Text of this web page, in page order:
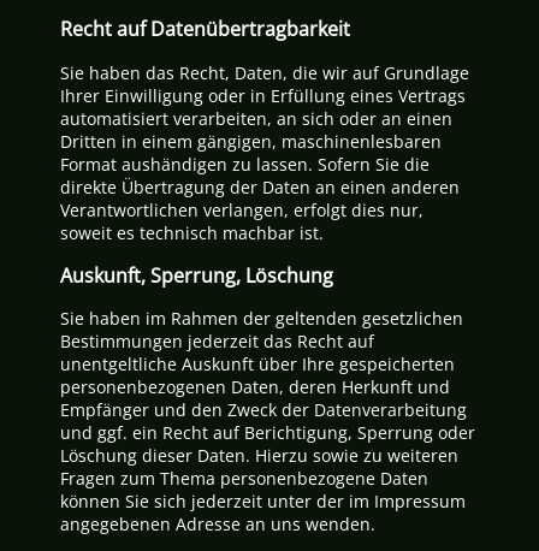
Recht auf Datenübertragbarkeit
Sie haben das Recht, Daten, die wir auf Grundlage
Ihrer Einwilligung oder in Erfüllung eines Vertrags
automatisiert verarbeiten, an sich oder an einen
Dritten in einem gängigen, maschinenlesbaren
Format aushändigen zu lassen. Sofern Sie die
direkte Übertragung der Daten an einen anderen
Verantwortlichen verlangen, erfolgt dies nur,
soweit es technisch machbar ist.
Auskunft, Sperrung, Löschung
Sie haben im Rahmen der geltenden gesetzlichen
Bestimmungen jederzeit das Recht auf
unentgeltliche Auskunft über Ihre gespeicherten
personenbezogenen Daten, deren Herkunft und
Empfänger und den Zweck der Datenverarbeitung
und ggf. ein Recht auf Berichtigung, Sperrung oder
Löschung dieser Daten. Hierzu sowie zu weiteren
Fragen zum Thema personenbezogene Daten
können Sie sich jederzeit unter der im Impressum
angegebenen Adresse an uns wenden.